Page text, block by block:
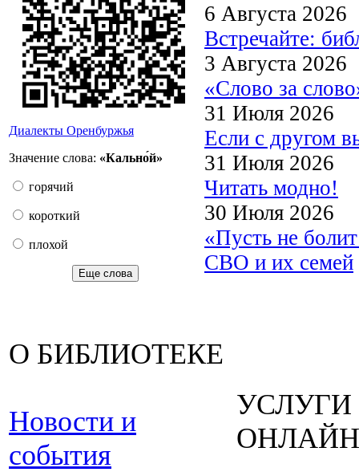
Диалекты Оренбуржья
Значение слова: «Кально́й»
горячий
короткий
плохой
Еще слова
6 Августа 2026
Встречайте:
3 Августа 2026
«Слово за
31 Июля 2026
Если с другом
31 Июля 2026
Читать модно!
30 Июля 2026
«Пусть не
СВО и их семей
О БИБЛИОТЕКЕ
Новости и
события
УСЛУГИ
ОНЛАЙН